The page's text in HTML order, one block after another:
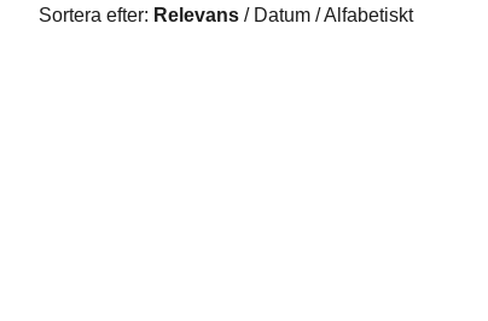
Sortera efter: Relevans / Datum /Alfabetiskt